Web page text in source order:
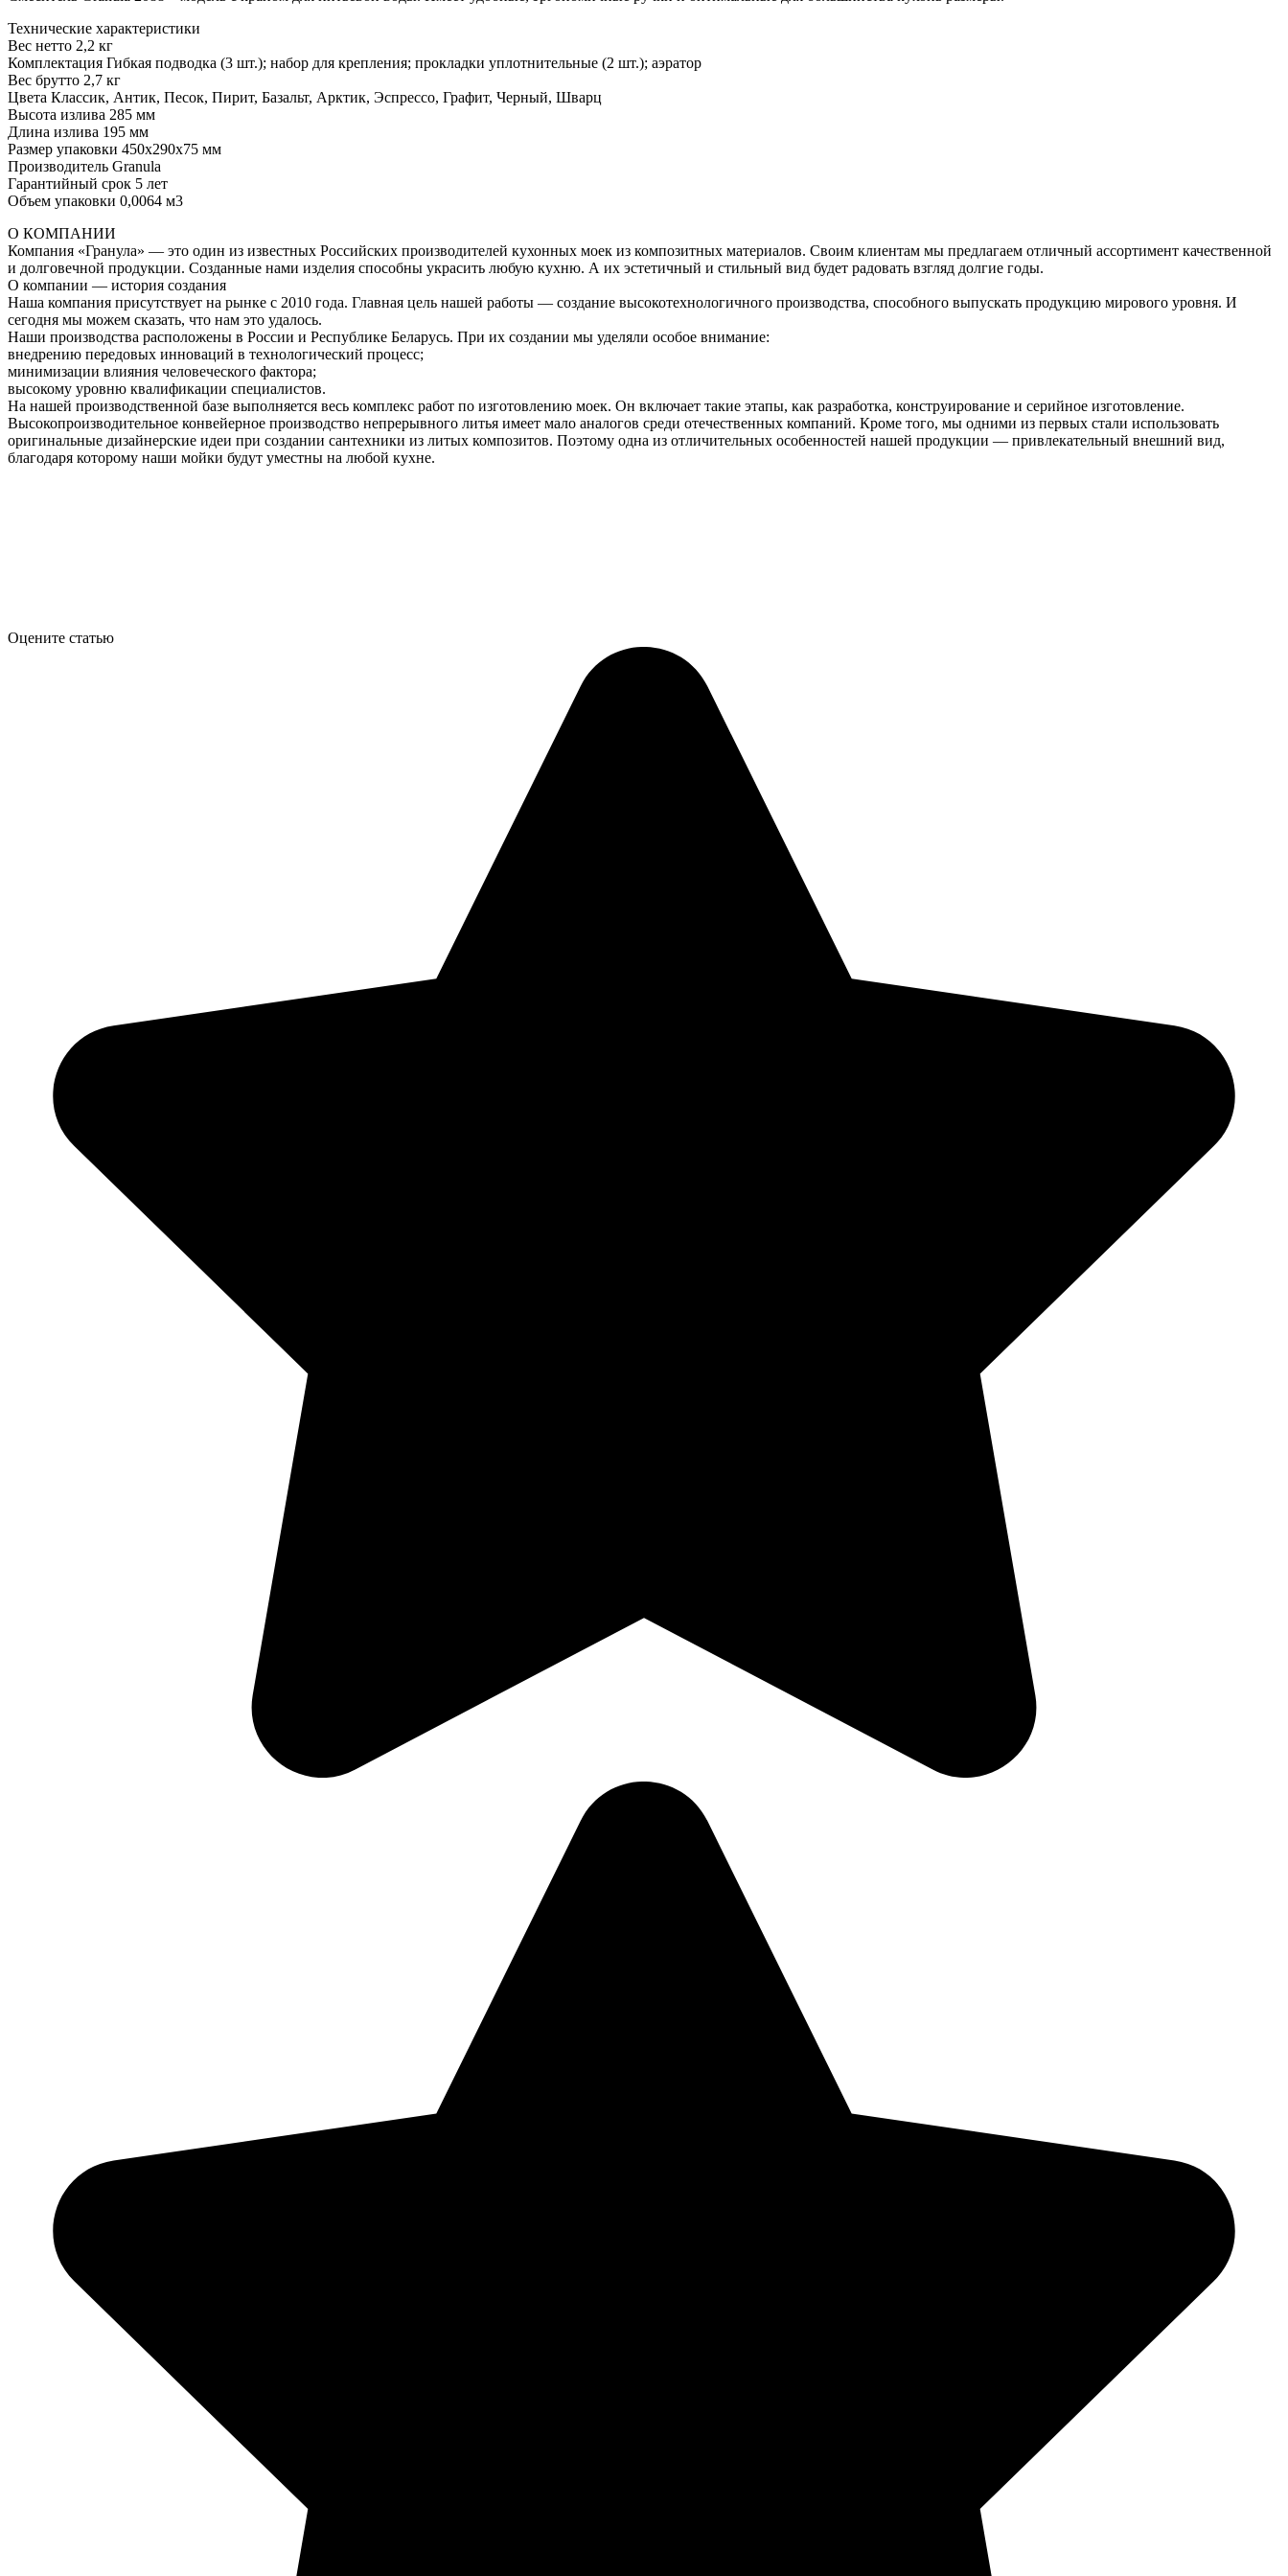
Технические характеристики
Вес нетто 2,2 кг
Комплектация Гибкая подводка (3 шт.); набор для крепления; прокладки уплотнительные (2 шт.); аэратор
Вес брутто 2,7 кг
Цвета Классик, Антик, Песок, Пирит, Базальт, Арктик, Эспрессо, Графит, Черный, Шварц
Высота излива 285 мм
Длина излива 195 мм
Размер упаковки 450х290х75 мм
Производитель Granula
Гарантийный срок 5 лет
Объем упаковки 0,0064 м3
О КОМПАНИИ
Компания «Гранула» — это один из известных Российских производителей кухонных моек из композитных материалов. Своим клиентам мы предлагаем отличный ассортимент качественной
и долговечной продукции. Созданные нами изделия способны украсить любую кухню. А их эстетичный и стильный вид будет радовать взгляд долгие годы.
О компании — история создания
Наша компания присутствует на рынке с 2010 года. Главная цель нашей работы — создание высокотехнологичного производства, способного выпускать продукцию мирового уровня. И
сегодня мы можем сказать, что нам это удалось.
Наши производства расположены в России и Республике Беларусь. При их создании мы уделяли особое внимание:
внедрению передовых инноваций в технологический процесс;
минимизации влияния человеческого фактора;
высокому уровню квалификации специалистов.
На нашей производственной базе выполняется весь комплекс работ по изготовлению моек. Он включает такие этапы, как разработка, конструирование и серийное изготовление.
Высокопроизводительное конвейерное производство непрерывного литья имеет мало аналогов среди отечественных компаний. Кроме того, мы одними из первых стали использовать
оригинальные дизайнерские идеи при создании сантехники из литых композитов. Поэтому одна из отличительных особенностей нашей продукции — привлекательный внешний вид,
благодаря которому наши мойки будут уместны на любой кухне.
Оцените статью